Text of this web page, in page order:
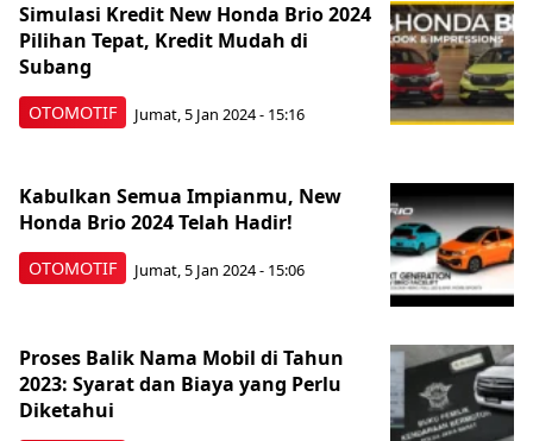
OTOMOTIF
Simulasi Kredit New Honda Brio 2024
Pilihan Tepat, Kredit Mudah di
Subang
Jumat, 5 Jan 2024 - 15:16
OTOMOTIF
Kabulkan Semua Impianmu, New
Honda Brio 2024 Telah Hadir!
Jumat, 5 Jan 2024 - 15:06
Proses Balik Nama Mobil di Tahun
2023: Syarat dan Biaya yang Perlu
Diketahui